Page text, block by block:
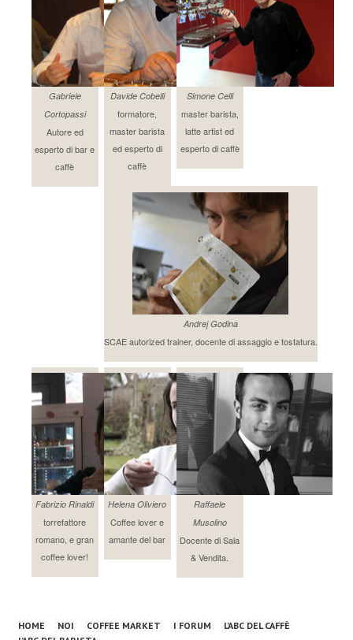
Gabriele
Cortopassi
Autore ed
esperto di bar e
caffè
Davide Cobelli
formatore,
master barista
ed esperto di
caffè
Simone Celli
master barista,
latte artist ed
esperto di caffè
Andrej Godina
SCAE autorized trainer, docente di assaggio e tostatura.
Fabrizio Rinaldi
torrefattore
romano, e gran
coffee lover!
Helena Oliviero
Coffee lover e
amante del bar
Raffaele
Musolino
Docente di Sala
& Vendita.
HOME NOI COFFEE MARKET I FORUM
L’ABC DEL CAFFÈ